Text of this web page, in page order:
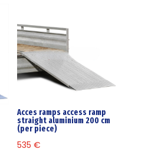
Acces ramps access ramp
straight aluminium 200 cm
(per piece)
535€